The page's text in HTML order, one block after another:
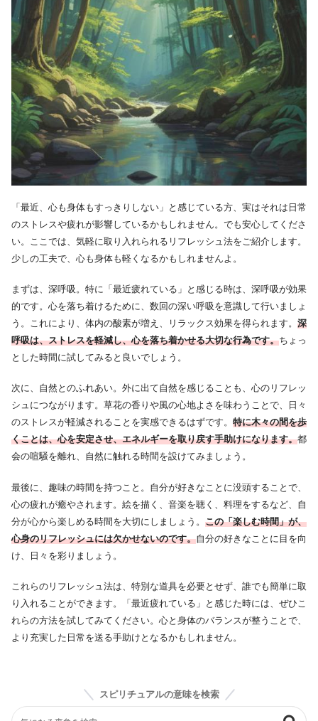
「最近、心も身体もすっきりしない」と感じている方、実はそれは日常
のストレスや疲れが影響しているかもしれません。でも安心してくださ
い。ここでは、気軽に取り入れられるリフレッシュ法をご紹介します。
少しの工夫で、心も身体も軽くなるかもしれませんよ。
まずは、深呼吸。特に「最近疲れている」と感じる時は、深呼吸が効果
的です。心を落ち着けるために、数回の深い呼吸を意識して行いましょ
う。これにより、体内の酸素が増え、リラックス効果を得られます。 深
呼吸は、ストレスを軽減し、心を落ち着かせる大切な行為です。ちょっ
とした時間に試してみると良いでしょう。
次に、自然とのふれあい。外に出て自然を感じることも、心のリフレッ
シュにつながります。草花の香りや風の心地よさを味わうことで、日々
のストレスが軽減されることを実感できるはずです。 特に木々の間を歩
くことは、心を安定させ、エネルギーを取り戻す手助けになります。都
会の喧騒を離れ、自然に触れる時間を設けてみましょう。
最後に、趣味の時間を持つこと。自分が好きなことに没頭することで、
心の疲れが癒やされます。絵を描く、音楽を聴く、料理をするなど、自
分が心から楽しめる時間を大切にしましょう。 この「楽しむ時間」が、
心身のリフレッシュには欠かせないのです。自分の好きなことに目を向
け、日々を彩りましょう。
これらのリフレッシュ法は、特別な道具を必要とせず、誰でも簡単に取
り入れることができます。「最近疲れている」と感じた時には、ぜひこ
れらの方法を試してみてください。心と身体のバランスが整うことで、
より充実した日常を送る手助けとなるかもしれません。
スピリチュアルの意味を検索